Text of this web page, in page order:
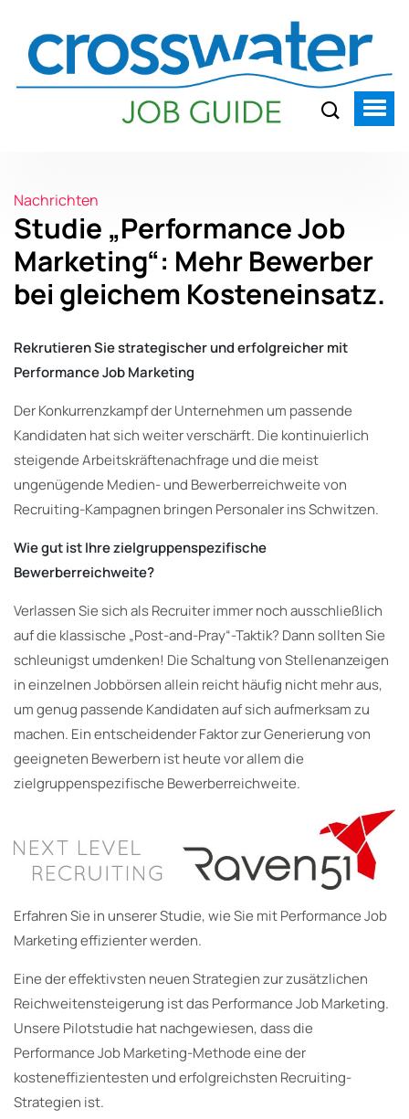
Nachrichten
Studie „Performance Job
Marketing“: Mehr Bewerber
bei gleichem Kosteneinsatz.
Rekrutieren Sie strategischer und erfolgreicher mit
Performance Job Marketing
Der Konkurrenzkampf der Unternehmen um passende
Kandidaten hat sich weiter verschärft. Die kontinuierlich
steigende Arbeitskräftenachfrage und die meist
ungenügende Medien- und Bewerberreichweite von
Recruiting-Kampagnen bringen Personaler ins Schwitzen.
Wie gut ist Ihre zielgruppenspezifische
Bewerberreichweite?
Verlassen Sie sich als Recruiter immer noch ausschließlich
auf die klassische „Post-and-Pray“-Taktik? Dann sollten Sie
schleunigst umdenken! Die Schaltung von Stellenanzeigen
in einzelnen Jobbörsen allein reicht häufig nicht mehr aus,
um genug passende Kandidaten auf sich aufmerksam zu
machen. Ein entscheidender Faktor zur Generierung von
geeigneten Bewerbern ist heute vor allem die
zielgruppenspezifische Bewerberreichweite.
Erfahren Sie in unserer Studie, wie Sie mit Performance Job
Marketing effizienter werden.
Eine der effektivsten neuen Strategien zur zusätzlichen
Reichweitensteigerung ist das Performance Job Marketing.
Unsere Pilotstudie hat nachgewiesen, dass die
Performance Job Marketing-Methode eine der
kosteneffizientesten und erfolgreichsten Recruiting-
Strategien ist.